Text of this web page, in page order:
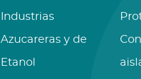
Industrias
Azucareras y de
Etanol